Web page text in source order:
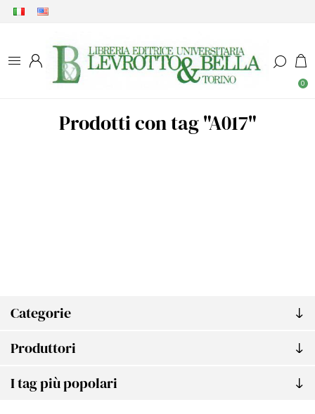
0
Categorie
Produttori
I tag più popolari
Prodotti con tag "A017"